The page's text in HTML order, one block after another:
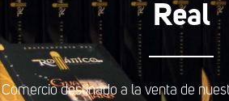
Real
Comercio destinado a la venta de